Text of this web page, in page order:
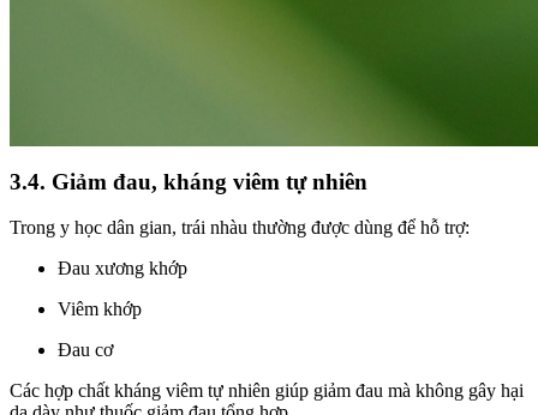
3.4. Giảm đau, kháng viêm tự nhiên
Trong y học dân gian, trái nhàu thường được dùng để hỗ trợ:
Đau xương khớp
Viêm khớp
Đau cơ
Các hợp chất kháng viêm tự nhiên giúp giảm đau mà không gây hại